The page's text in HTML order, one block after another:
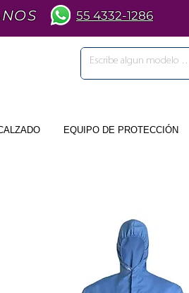
55 4332-1286
EQUIPO DE PROTECCIÓN